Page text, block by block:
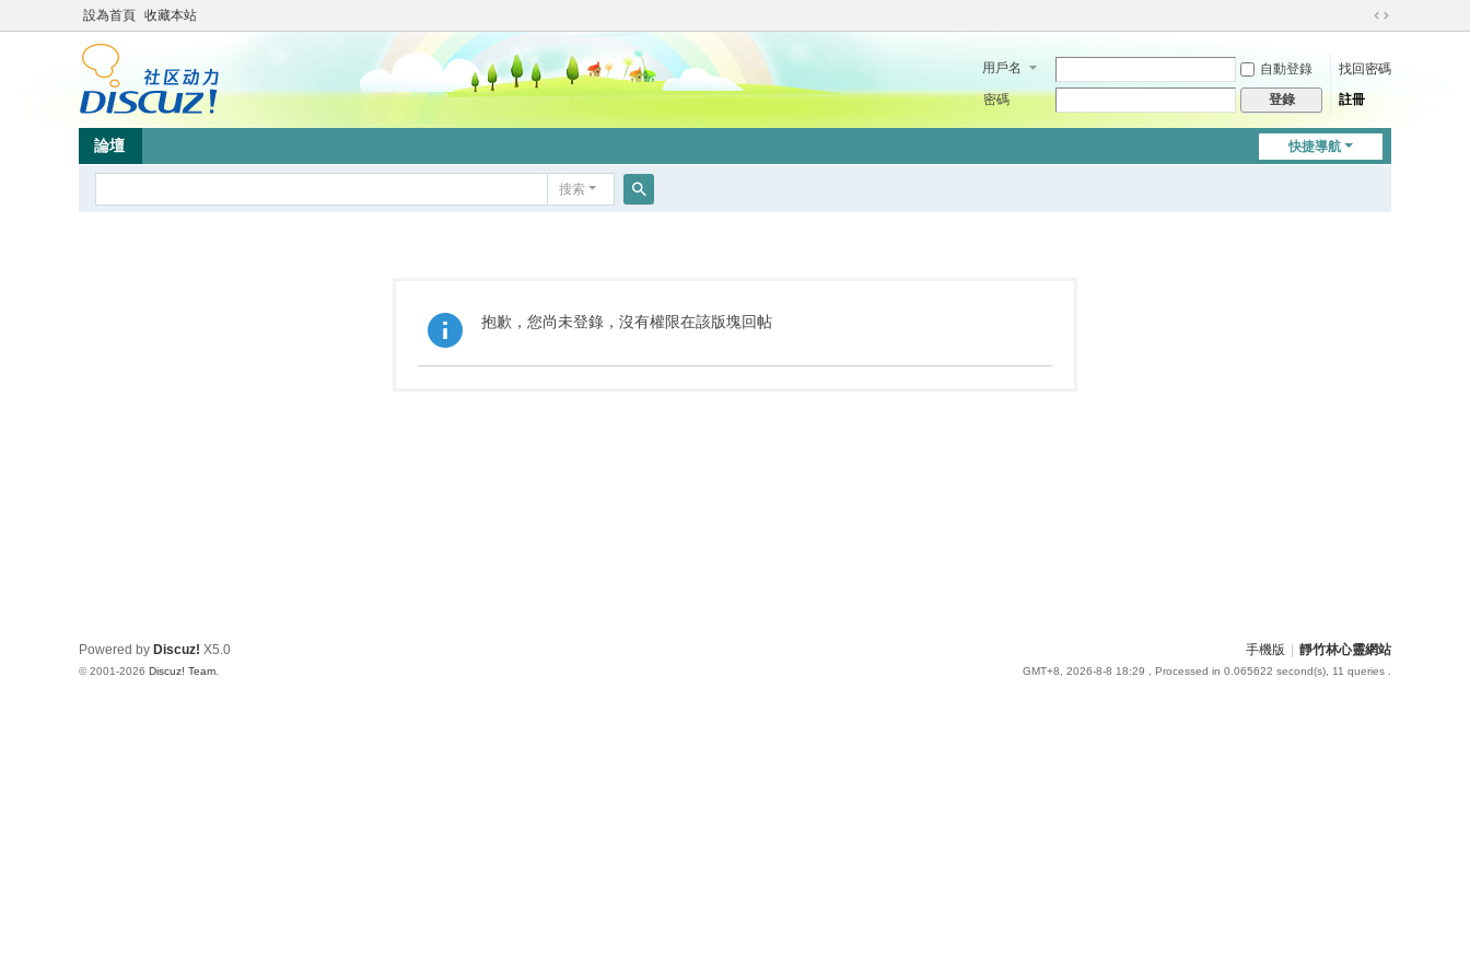
設為首頁 收藏本站
切
到
用戶名 自動登錄
找回密碼
密碼
登錄 註冊
快捷導航
論壇
搜索
抱歉，您尚未登錄，沒有權限在該版塊回帖
手機版 靜竹林心靈網站
GMT+8, 2026-8-8 18:29 , Processed in 0.065622 second(s), 11 queries .
Powered by Discuz! X5.0
© 2001-2026 Discuz! Team